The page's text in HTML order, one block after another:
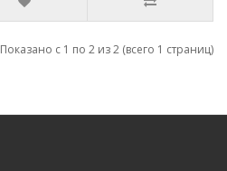
Показано с 1 по 2 из 2 (всего 1 страниц)